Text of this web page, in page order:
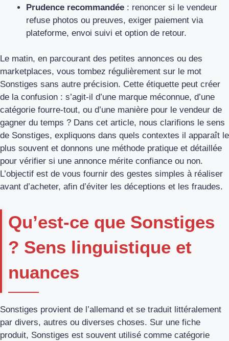
Prudence recommandée : renoncer si le vendeur
refuse photos ou preuves, exiger paiement via
plateforme, envoi suivi et option de retour.
Le matin, en parcourant des petites annonces ou des
marketplaces, vous tombez régulièrement sur le mot
Sonstiges sans autre précision. Cette étiquette peut créer
de la confusion : s’agit-il d’une marque méconnue, d’une
catégorie fourre‑tout, ou d’une manière pour le vendeur de
gagner du temps ? Dans cet article, nous clarifions le sens
de Sonstiges, expliquons dans quels contextes il apparaît le
plus souvent et donnons une méthode pratique et détaillée
pour vérifier si une annonce mérite confiance ou non.
L’objectif est de vous fournir des gestes simples à réaliser
avant d’acheter, afin d’éviter les déceptions et les fraudes.
Qu’est‑ce que Sonstiges
? Sens linguistique et
nuances
Sonstiges provient de l’allemand et se traduit littéralement
par divers, autres ou diverses choses. Sur une fiche
produit, Sonstiges est souvent utilisé comme catégorie